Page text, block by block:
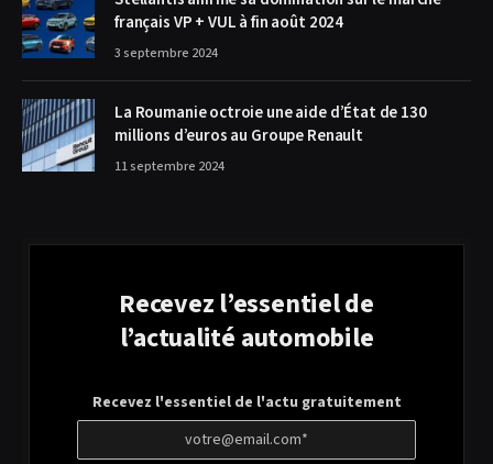
français VP + VUL à fin août 2024
3 septembre 2024
La Roumanie octroie une aide d’État de 130
millions d’euros au Groupe Renault
11 septembre 2024
Recevez l’essentiel de
l’actualité automobile
Recevez l'essentiel de l'actu gratuitement